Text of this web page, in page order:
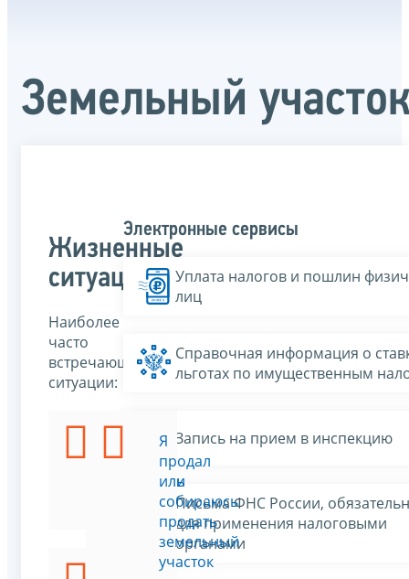
Земельный
Жизненные
ситуации
Наиболее
часто
встречающиеся
ситуации:
хочу
уплатить
налог
Я
продал
или
собираюсь
продать
земельный
участок
Электронные сервисы
Уплата налогов и пошлин
лиц
Справочная информация о
льготах по имущественным
Запись на прием в инспекцию
Письма ФНС России,
для применения налоговыми
органами